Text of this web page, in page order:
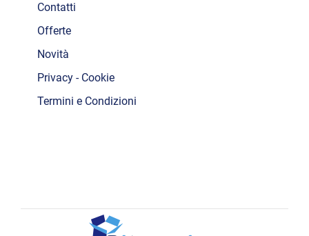
Contatti
Offerte
Novità
Privacy - Cookie
Termini e Condizioni